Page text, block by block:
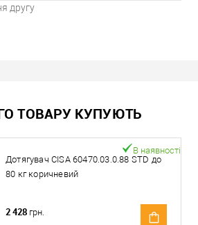
другу
ТОВАРУ КУПУЮТЬ
Дотягувач CISA 60470.03.0.88 STD до
80 кг коричневий
В наявності
2 428 грн.